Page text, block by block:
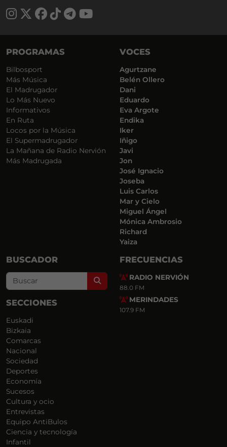
PROGRAMAS
Bilbosport
Más Música
El Madrugador
Lo Más Nuevo
Informativos
En Ruta
Locos por la Música
El Supermadrugador
La Mañana de Radio Nervión
Más Madrugada
VOCES
Agurtzane
Belén Ollero
Dani
Eduardo
Eva Argote
Endika
Iker
Iñigo
Javi
Jon
José Ignacio
Joseba
Luis Carlos
Mar y Cielo
Miguel Ángel
Mónica Ambrosio
Richard
Yaiza
BUSCADOR
Search
SECCIONES
Euskadi
Bizkaia
Comarcas
Nacional
Sociedad
Deportes
Economía
Sucesos
Cultura y ocio
Entrevistas
Equipo AntiBulos
Ciencia y tecnología
Infantil
FRECUENCIAS
RADIO NERVIÓN
88.0 FM
MERINDADES
107.9 FM